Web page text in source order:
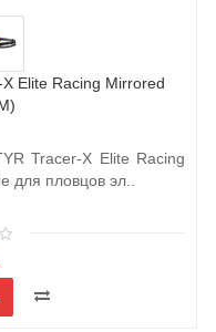
Elite Racing Mirrored
Tracer-X Elite Racing
для пловцов эл..